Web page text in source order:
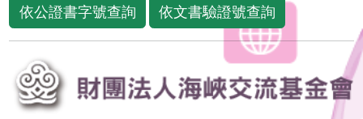
依公證書字號查詢 依文書驗證號查詢